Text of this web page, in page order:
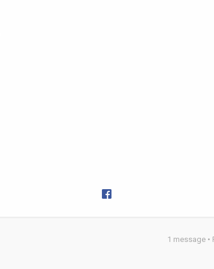
1 message •